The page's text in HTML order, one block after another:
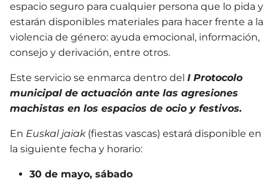
espacio seguro para cualquier persona que lo pida y
estarán disponibles materiales para hacer frente a la
violencia de género: ayuda emocional, información,
consejo y derivación, entre otros.
Este servicio se enmarca dentro del I Protocolo
municipal de actuación ante las agresiones
machistas en los espacios de ocio y festivos.
En Euskal jaiak(fiestas vascas) estará disponible en
la siguiente fecha y horario:
30 de mayo, sábado